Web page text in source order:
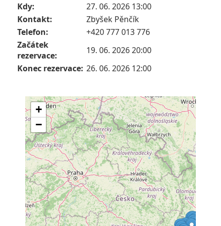
Kdy:
27. 06. 2026 13:00
Kontakt:
Zbyšek Pěnčík
Telefon:
+420 777 013 776
Začátek
rezervace:
19. 06. 2026 20:00
Konec rezervace: 26. 06. 2026 12:00